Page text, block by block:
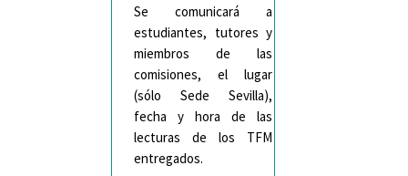
Se comunicará a
estudiantes, tutores y
miembros de las
comisiones, el lugar
(sólo Sede Sevilla),
fecha y hora de las
lecturas de los TFM
entregados.